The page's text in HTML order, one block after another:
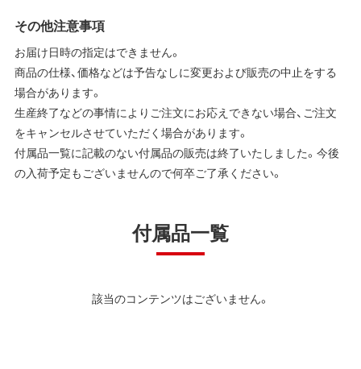
その他注意事項
お届け日時の指定はできません。
商品の仕様、価格などは予告なしに変更および販売の中止をする
場合があります。
生産終了などの事情によりご注文にお応えできない場合、ご注文
をキャンセルさせていただく場合があります。
付属品一覧に記載のない付属品の販売は終了いたしました。今後
の入荷予定もございませんので何卒ご了承ください。
付属品一覧
該当のコンテンツはございません。